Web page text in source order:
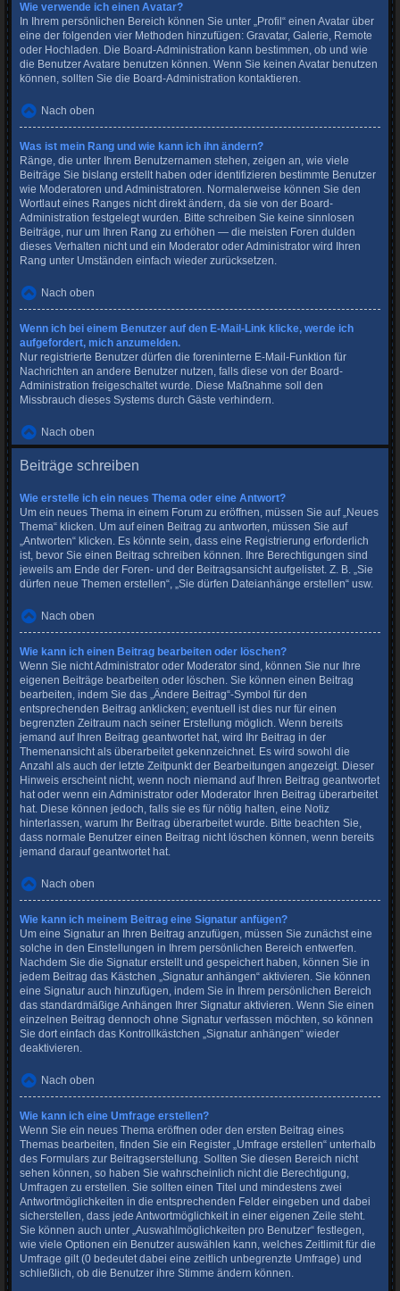
Wie verwende ich einen Avatar?
In Ihrem persönlichen Bereich können Sie unter „Profil“ einen Avatar über
eine der folgenden vier Methoden hinzufügen: Gravatar, Galerie, Remote
oder Hochladen. Die Board-Administration kann bestimmen, ob und wie
die Benutzer Avatare benutzen können. Wenn Sie keinen Avatar benutzen
können, sollten Sie die Board-Administration kontaktieren.
Nach oben
Was ist mein Rang und wie kann ich ihn ändern?
Ränge, die unter Ihrem Benutzernamen stehen, zeigen an, wie viele
Beiträge Sie bislang erstellt haben oder identifizieren bestimmte Benutzer
wie Moderatoren und Administratoren. Normalerweise können Sie den
Wortlaut eines Ranges nicht direkt ändern, da sie von der Board-
Administration festgelegt wurden. Bitte schreiben Sie keine sinnlosen
Beiträge, nur um Ihren Rang zu erhöhen — die meisten Foren dulden
dieses Verhalten nicht und ein Moderator oder Administrator wird Ihren
Rang unter Umständen einfach wieder zurücksetzen.
Nach oben
Wenn ich bei einem Benutzer auf den E-Mail-Link klicke, werde ich
aufgefordert, mich anzumelden.
Nur registrierte Benutzer dürfen die foreninterne E-Mail-Funktion für
Nachrichten an andere Benutzer nutzen, falls diese von der Board-
Administration freigeschaltet wurde. Diese Maßnahme soll den
Missbrauch dieses Systems durch Gäste verhindern.
Nach oben
Beiträge schreiben
Wie erstelle ich ein neues Thema oder eine Antwort?
Um ein neues Thema in einem Forum zu eröffnen, müssen Sie auf „Neues
Thema“ klicken. Um auf einen Beitrag zu antworten, müssen Sie auf
„Antworten“ klicken. Es könnte sein, dass eine Registrierung erforderlich
ist, bevor Sie einen Beitrag schreiben können. Ihre Berechtigungen sind
jeweils am Ende der Foren- und der Beitragsansicht aufgelistet. Z. B. „Sie
dürfen neue Themen erstellen“, „Sie dürfen Dateianhänge erstellen“ usw.
Nach oben
Wie kann ich einen Beitrag bearbeiten oder löschen?
Wenn Sie nicht Administrator oder Moderator sind, können Sie nur Ihre
eigenen Beiträge bearbeiten oder löschen. Sie können einen Beitrag
bearbeiten, indem Sie das „Ändere Beitrag“-Symbol für den
entsprechenden Beitrag anklicken; eventuell ist dies nur für einen
begrenzten Zeitraum nach seiner Erstellung möglich. Wenn bereits
jemand auf Ihren Beitrag geantwortet hat, wird Ihr Beitrag in der
Themenansicht als überarbeitet gekennzeichnet. Es wird sowohl die
Anzahl als auch der letzte Zeitpunkt der Bearbeitungen angezeigt. Dieser
Hinweis erscheint nicht, wenn noch niemand auf Ihren Beitrag geantwortet
hat oder wenn ein Administrator oder Moderator Ihren Beitrag überarbeitet
hat. Diese können jedoch, falls sie es für nötig halten, eine Notiz
hinterlassen, warum Ihr Beitrag überarbeitet wurde. Bitte beachten Sie,
dass normale Benutzer einen Beitrag nicht löschen können, wenn bereits
jemand darauf geantwortet hat.
Nach oben
Wie kann ich meinem Beitrag eine Signatur anfügen?
Um eine Signatur an Ihren Beitrag anzufügen, müssen Sie zunächst eine
solche in den Einstellungen in Ihrem persönlichen Bereich entwerfen.
Nachdem Sie die Signatur erstellt und gespeichert haben, können Sie in
jedem Beitrag das Kästchen „Signatur anhängen“ aktivieren. Sie können
eine Signatur auch hinzufügen, indem Sie in Ihrem persönlichen Bereich
das standardmäßige Anhängen Ihrer Signatur aktivieren. Wenn Sie einen
einzelnen Beitrag dennoch ohne Signatur verfassen möchten, so können
Sie dort einfach das Kontrollkästchen „Signatur anhängen“ wieder
deaktivieren.
Nach oben
Wie kann ich eine Umfrage erstellen?
Wenn Sie ein neues Thema eröffnen oder den ersten Beitrag eines
Themas bearbeiten, finden Sie ein Register „Umfrage erstellen“ unterhalb
des Formulars zur Beitragserstellung. Sollten Sie diesen Bereich nicht
sehen können, so haben Sie wahrscheinlich nicht die Berechtigung,
Umfragen zu erstellen. Sie sollten einen Titel und mindestens zwei
Antwortmöglichkeiten in die entsprechenden Felder eingeben und dabei
sicherstellen, dass jede Antwortmöglichkeit in einer eigenen Zeile steht.
Sie können auch unter „Auswahlmöglichkeiten pro Benutzer“ festlegen,
wie viele Optionen ein Benutzer auswählen kann, welches Zeitlimit für die
Umfrage gilt (0 bedeutet dabei eine zeitlich unbegrenzte Umfrage) und
schließlich, ob die Benutzer ihre Stimme ändern können.